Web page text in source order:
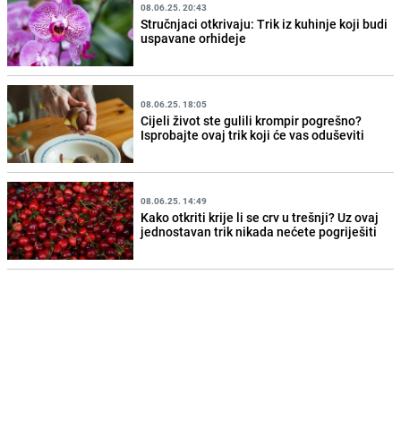
08.06.25. 20:43
Stručnjaci otkrivaju: Trik iz kuhinje koji budi
uspavane orhideje
08.06.25. 18:05
Cijeli život ste gulili krompir pogrešno?
Isprobajte ovaj trik koji će vas oduševiti
08.06.25. 14:49
Kako otkriti krije li se crv u trešnji? Uz ovaj
jednostavan trik nikada nećete pogriješiti